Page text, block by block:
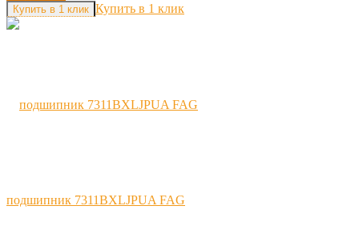
Купить в 1 клик
подшипник 7311BXLJPUA FAG